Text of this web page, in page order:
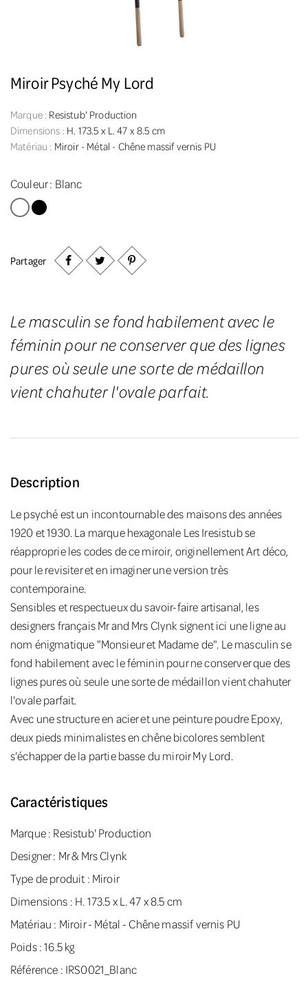
Miroir Psyché My Lord
Marque : Resistub' Production
Dimensions : H. 173.5 x L. 47 x 8.5 cm
Matériau : Miroir - Métal - Chêne massif vernis PU
Couleur : Blanc
BlancNoir
Partager
Le masculin se fond habilement avec le
féminin pour ne conserver que des lignes
pures où seule une sorte de médaillon
vient chahuter l'ovale parfait.
Description
Le psyché est un incontournable des maisons des années
1920 et 1930. La marque hexagonale Les Iresistub se
réapproprie les codes de ce miroir, originellement Art déco,
pour le revisiter et en imaginer une version très
contemporaine.
Sensibles et respectueux du savoir-faire artisanal, les
designers français Mr and Mrs Clynk signent ici une ligne au
nom énigmatique "Monsieur et Madame de". Le masculin se
fond habilement avec le féminin pour ne conserver que des
lignes pures où seule une sorte de médaillon vient chahuter
l'ovale parfait.
Avec une structure en acier et une peinture poudre Epoxy,
deux pieds minimalistes en chêne bicolores semblent
s'échapper de la partie basse du miroir My Lord.
Caractéristiques
Marque : Resistub' Production
Designer : Mr & Mrs Clynk
Type de produit : Miroir
Dimensions : H. 173.5 x L. 47 x 8.5 cm
Matériau : Miroir - Métal - Chêne massif vernis PU
Poids : 16.5 kg
Référence : IRS0021_Blanc